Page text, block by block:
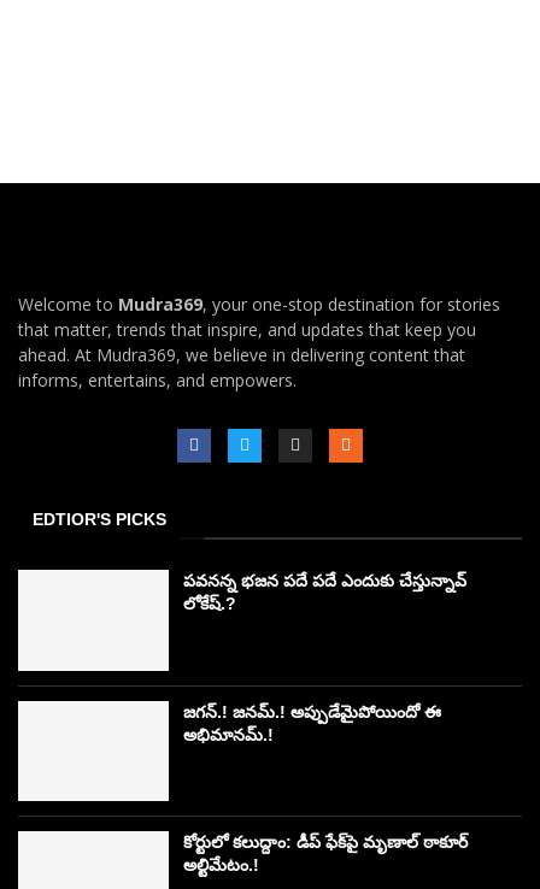
Welcome to Mudra369, your one-stop destination for stories
that matter, trends that inspire, and updates that keep you
ahead. At Mudra369, we believe in delivering content that
informs, entertains, and empowers.
EDTIOR'S PICKS
పవనన్న భజన పదే పదే ఎందుకు చేస్తున్నావ్
లోకేష్.?
జగన్.! జనమ్.! అప్పుడేమైపోయిందో ఈ
అభిమానమ్.!
కోర్టులో కలుద్దాం: డీప్ ఫేక్‌పై మృణాల్ ఠాకూర్
అల్టిమేటం.!